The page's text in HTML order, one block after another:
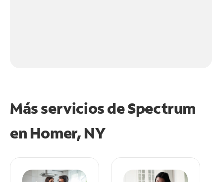
Más servicios de Spectrum
en Homer, NY